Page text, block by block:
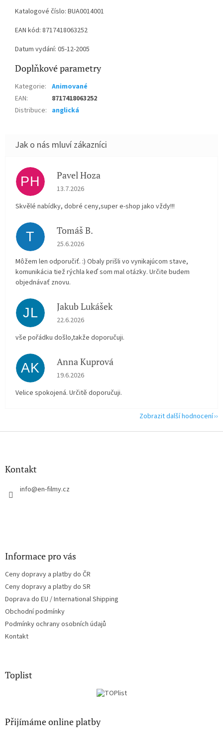
Katalogové číslo: BUA0014001
EAN kód: 8717418063252
Datum vydání: 05-12-2005
Doplňkové parametry
Kategorie: Animované
EAN:
8717418063252
Distribuce: anglická
PH Pavel Hoza
Hodnocení obchodu je 5 z 5 hvězdiček.
13.7.2026
Skvělé nabídky, dobré ceny,super e-shop jako vždy!!!
T Tomáš B.
Hodnocení obchodu je 5 z 5 hvězdiček.
25.6.2026
Môžem len odporučiť. :) Obaly prišli vo vynikajúcom stave,
komunikácia tiež rýchla keď som mal otázky. Určite budem
objednávať znovu.
JL Jakub Lukášek
Hodnocení obchodu je 5 z 5 hvězdiček.
22.6.2026
vše pořádku došlo,takže doporučuji.
AK Anna Kuprová
Hodnocení obchodu je 5 z 5 hvězdiček.
19.6.2026
Velice spokojená. Určitě doporučuji.
Zobrazit další hodnocení
Z
Kontakt
info@en-filmy.cz
Informace pro vás
Ceny dopravy a platby do ČR
Ceny dopravy a platby do SR
Doprava do EU / International Shipping
Obchodní podmínky
Podmínky ochrany osobních údajů
Kontakt
Toplist
Přijímáme online platby